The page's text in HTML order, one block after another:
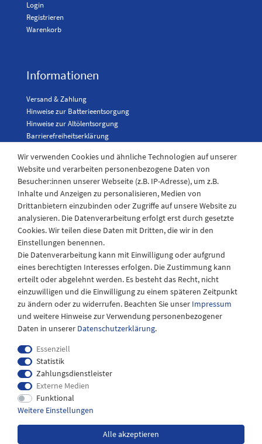
Login
Registrieren
Warenkorb
Informationen
Versand & Zahlung
Hinweise zur Batterieentsorgung
Hinweise zur Altölentsorgung
Barrierefreiheitserklärung
Kontakt
Kontaktformular
Telefon: 04943-910921
Widerrufs­recht
AGB Kontakt
Wir verwenden Cookies und ähnliche Technologien auf unserer
Website und verarbeiten personenbezogene Daten von
Besucher:innen unserer Webseite (z.B. IP-Adresse), um z.B.
Inhalte und Anzeigen zu personalisieren, Medien von
Drittanbietern einzubinden oder Zugriffe auf unsere Website zu
analysieren. Die Datenverarbeitung erfolgt erst durch gesetzte
Cookies. Wir teilen diese Daten mit Dritten, die wir in den
Einstellungen benennen.
Die Datenverarbeitung kann mit Einwilligung oder aufgrund
eines berechtigten Interesses erfolgen. Die Zustimmung kann
erteilt oder abgelehnt werden. Es besteht das Recht, nicht
einzuwilligen und die Einwilligung zu einem späteren Zeitpunkt
zu ändern oder zu widerrufen. Beachten Sie unser Impressum
und weitere Hinweise zur Verwendung personenbezogener
Daten in unserer Daten­schutz­erklärung.
Essenziell
Statistik
Zahlungsdienstleister
Externe Medien
Funktional
Weitere Einstellungen
Alle akzeptieren